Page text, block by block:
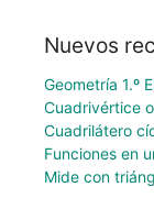
Nuevos
Geometría 1.º
Cuadrivértice
Cuadrilátero
Funciones en
Mide con